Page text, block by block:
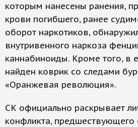
которым нанесены ранения,
крови погибшего, ранее
оборот наркотиков,
внутривенного наркоза
каннабиноиды. Кроме того, в
найден коврик со следами
«Оранжевая революция».
СК официально раскрывает
конфликта, предшествующего